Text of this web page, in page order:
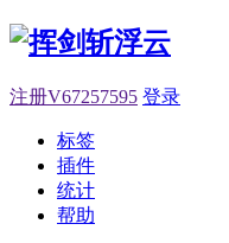
注册V67257595 登录
标签
插件
统计
帮助